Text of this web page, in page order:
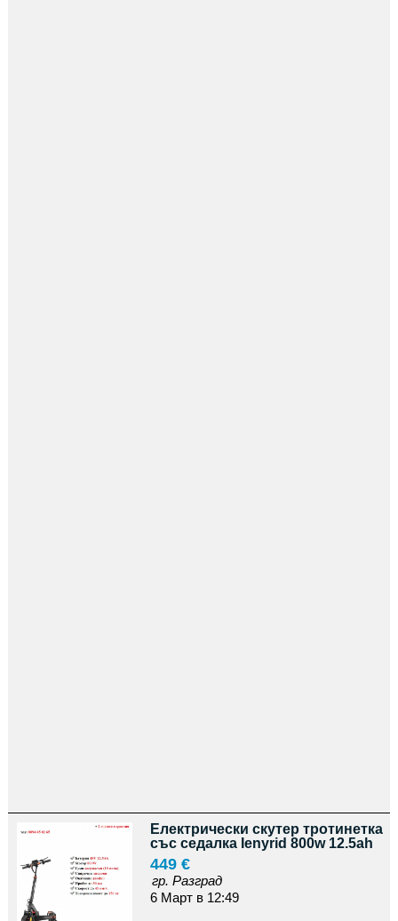
Електрически скутер тротинетка
със седалка Ienyrid 800w 12.5ah
449 €
гр. Разград
6 Март в 12:49